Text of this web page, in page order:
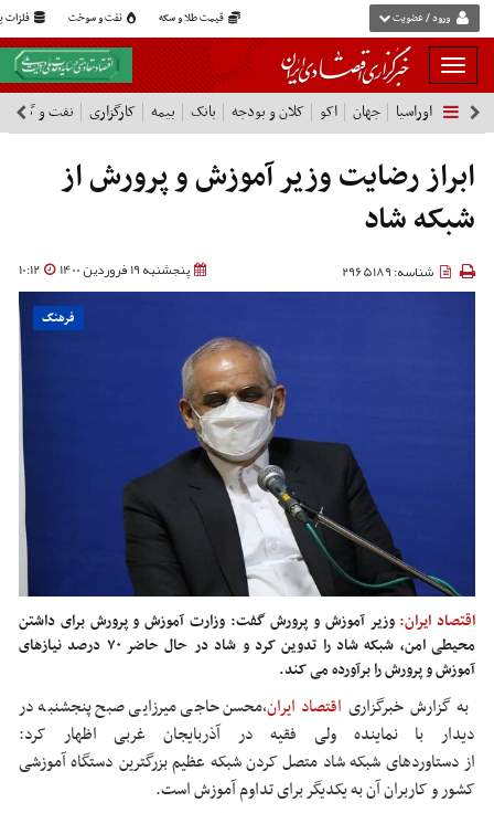
قیمت طلا و سکه نفت و سوخت فلزات ورود / عضویت
بار
و
بسته
نمودن
فهرست
اوراسیا جهان اکو کلان و بودجه بانک بیمه کارگزاری نفت و گاز
ابراز رضایت وزیر آموزش و پرورش از
شبکه شاد
پنجشنبه 19 فروردین 1400 10:12 شناسه: 2965189
فرهنگ
اقتصاد ایران: وزیر آموزش و پرورش گفت: وزارت آموزش و پرورش برای داشتن
محیطی امن، شبکه شاد را تدوین کرد و شاد در حال حاضر ۷۰ درصد نیازهای
آموزش و پرورش را برآورده می کند.
به گزارش خبرگزاریاقتصاد ایران،محسن حاجی میرزایی صبح پنجشنبه در
دیدار با نماینده ولی فقیه در آذربایجان غربی اظهار کرد:
ازدستاوردهایشبکهشاد متصل کردن شبکه عظیم بزرگترین دستگاه آموزشی
کشور و کاربران آن به یکدیگر برایتداومآموزش است.